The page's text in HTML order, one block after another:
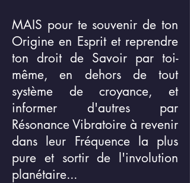
MAIS pour te souvenir de ton
Origine en Esprit et reprendre
ton droit de Savoir par toi-
même, en dehors de tout
système de croyance, et
informer d'autres par
Résonance Vibratoire à revenir
dans leur Fréquence la plus
pure et sortir de l'involution
planétaire...